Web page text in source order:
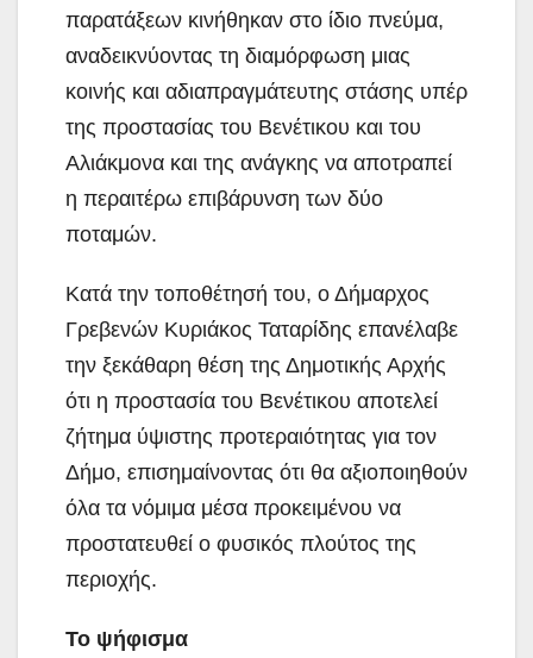
παρατάξεων κινήθηκαν στο ίδιο πνεύμα,
αναδεικνύοντας τη διαμόρφωση μιας
κοινής και αδιαπραγμάτευτης στάσης υπέρ
της προστασίας του Βενέτικου και του
Αλιάκμονα και της ανάγκης να αποτραπεί
η περαιτέρω επιβάρυνση των δύο
ποταμών.
Κατά την τοποθέτησή του, ο Δήμαρχος
Γρεβενών Κυριάκος Ταταρίδης επανέλαβε
την ξεκάθαρη θέση της Δημοτικής Αρχής
ότι η προστασία του Βενέτικου αποτελεί
ζήτημα ύψιστης προτεραιότητας για τον
Δήμο, επισημαίνοντας ότι θα αξιοποιηθούν
όλα τα νόμιμα μέσα προκειμένου να
προστατευθεί ο φυσικός πλούτος της
περιοχής.
Το ψήφισμα